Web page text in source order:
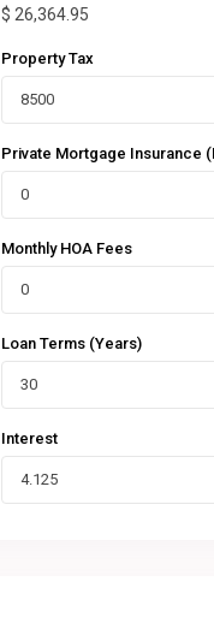
$ 26,364.95
Property Tax
Private Mortgage Insurance
Monthly HOA Fees
Loan Terms (Years)
Interest